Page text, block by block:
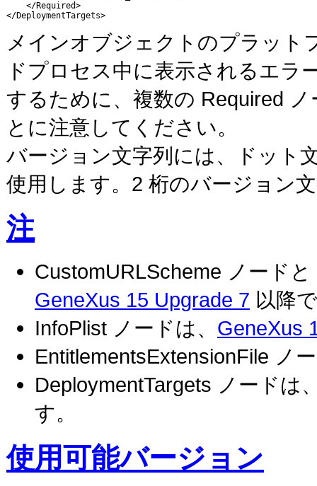
    </Required>
</DeploymentTargets>
メインオブジェクトのプラット
ドプロセス中に表示されるエラ
するために、複数の Required
とに注意してください。
バージョン文字列には、ドット
使用します。2 桁のバージョン
注
CustomURLScheme ノード
GeneXus 15 Upgrade 7 以降
InfoPlist ノードは、 GeneXus
EntitlementsExtensionFile ノ
DeploymentTargets ノードは
す。
使用可能バージョン